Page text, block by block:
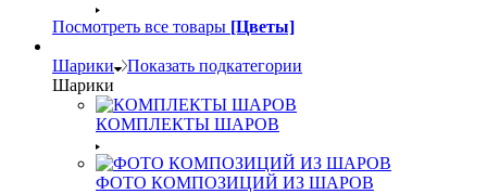
Посмотреть все товары [Цветы]
Шарики
Показать подкатегории
Шарики
КОМПЛЕКТЫ ШАРОВ
ФОТО КОМПОЗИЦИЙ ИЗ ШАРОВ